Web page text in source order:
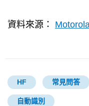
資料來源：
HF 常見問答
自動識別